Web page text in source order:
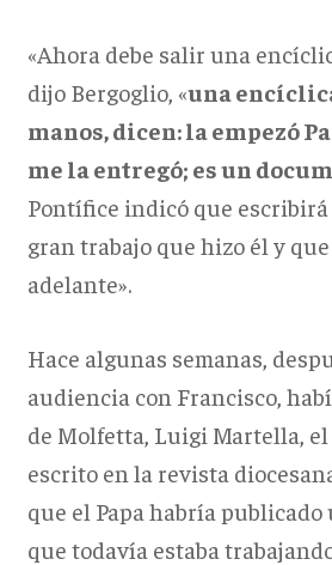
«Ahora debe salir una
dijo Bergoglio, «una
manos, dicen: la empezó
me la entregó; es un
Pontífice indicó que escribirá
gran trabajo que hizo él y
adelante».
Hace algunas semanas,
audiencia con Francisco,
de Molfetta, Luigi Martella, el
escrito en la revista
que el Papa habría publicado
que todavía estaba